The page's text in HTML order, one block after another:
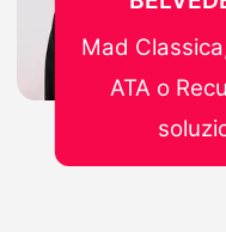
Mad
ATA o